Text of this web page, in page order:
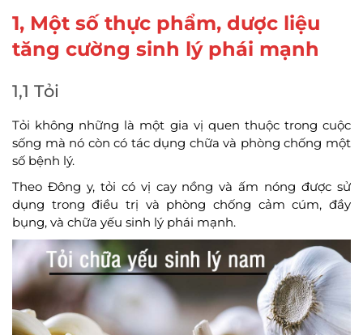
1, Một số thực phẩm, dược liệu
tăng cường sinh lý phái mạnh
1,1 Tỏi
Tỏi không những là một gia vị quen thuộc trong cuộc
sống mà nó còn có tác dụng chữa và phòng chống một
số bệnh lý.
Theo Đông y, tỏi có vị cay nồng và ấm nóng được sử
dụng trong điều trị và phòng chống cảm cúm, đầy
bụng, và chữa yếu sinh lý phái mạnh.